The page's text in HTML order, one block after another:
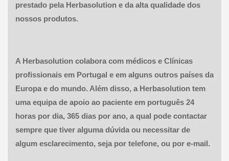
prestado pela Herbasolution e da alta qualidade dos
nossos produtos.
A Herbasolution colabora com médicos e Clínicas
profissionais em Portugal e em alguns outros países da
Europa e do mundo. Além disso, a Herbasolution tem
uma equipa de apoio ao paciente em português 24
horas por dia, 365 dias por ano, a qual pode contactar
sempre que tiver alguma dúvida ou necessitar de
algum esclarecimento, seja por telefone, ou por e-mail.